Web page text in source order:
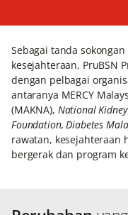
Sebagai tanda
kesejahteraan, PruBSN
dengan pelbagai
antaranya MERCY
(MAKNA), National Kidney
Foundation, Diabetes
rawatan,
bergerak dan program